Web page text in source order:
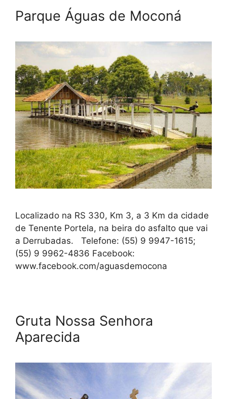
Parque Águas de Moconá
Localizado na RS 330, Km 3, a 3 Km da cidade
de Tenente Portela, na beira do asfalto que vai
a Derrubadas. Telefone: (55) 9 9947-1615;
(55) 9 9962-4836 Facebook:
www.facebook.com/aguasdemocona
Gruta Nossa Senhora
Aparecida